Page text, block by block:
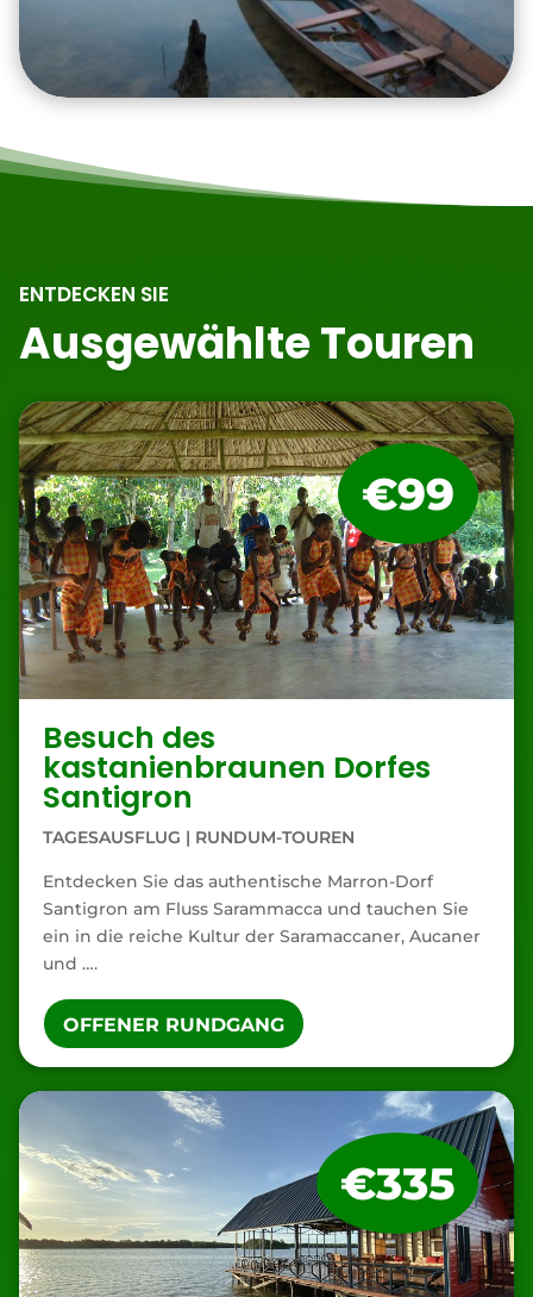
ENTDECKEN SIE
Ausgewählte Touren
Besuch des
kastanienbraunen Dorfes
Santigron
TAGESAUSFLUG | RUNDUM-TOUREN
Entdecken Sie das authentische Marron-Dorf
Santigron am Fluss Sarammacca und tauchen Sie
ein in die reiche Kultur der Saramaccaner, Aucaner
und ….
OFFENER RUNDGANG
€99
€335